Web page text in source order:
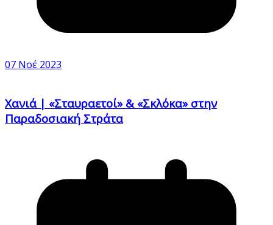
07 Νοέ 2023
Χανιά | «Σταυραετοί» & «Σκλόκα» στην
Παραδοσιακή Στράτα